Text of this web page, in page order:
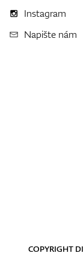
Instagram
Napište nám
COPYRIGHT